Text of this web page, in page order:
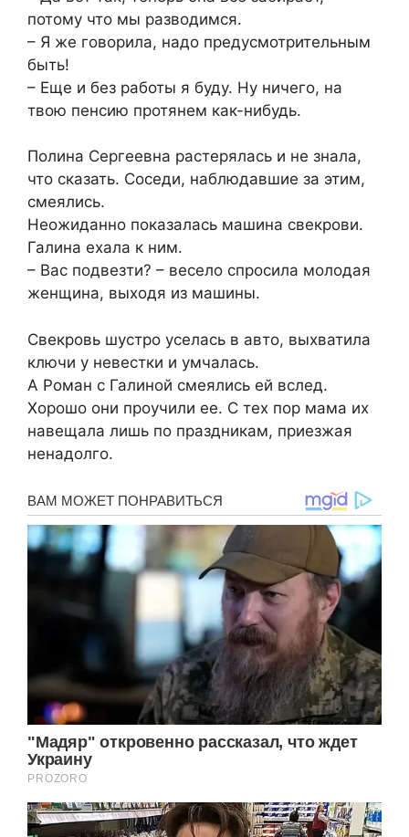
потому что мы разводимся.
– Я же говорила, надо предусмотрительным
быть!
– Еще и без работы я буду. Ну ничего, на
твою пенсию протянем как-нибудь.
Полина Сергеевна растерялась и не знала,
что сказать. Соседи, наблюдавшие за этим,
смеялись.
Неожиданно показалась машина свекрови.
Галина ехала к ним.
– Вас подвезти? – весело спросила молодая
женщина, выходя из машины.
Свекровь шустро уселась в авто, выхватила
ключи у невестки и умчалась.
А Роман с Галиной смеялись ей вслед.
Хорошо они проучили ее. С тех пор мама их
навещала лишь по праздникам, приезжая
ненадолго.